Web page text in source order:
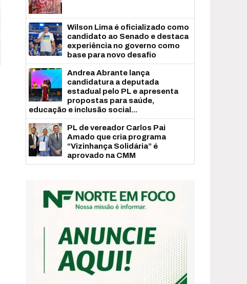
Wilson Lima é oficializado como
candidato ao Senado e destaca
experiência no governo como
base para novo desafio
Andrea Abrante lança
candidatura a deputada
estadual pelo PL e apresenta
propostas para saúde,
educação e inclusão social...
PL de vereador Carlos Pai
Amado que cria programa
“Vizinhança Solidária” é
aprovado na CMM